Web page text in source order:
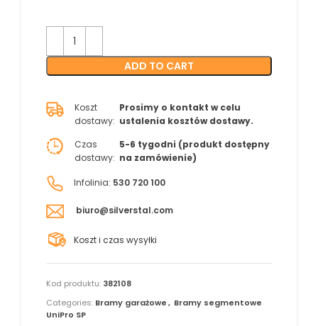
ADD TO CART
Koszt
dostawy:
Prosimy o kontakt w celu
ustalenia kosztów dostawy.
Czas
dostawy:
5-6 tygodni (produkt dostępny
na zamówienie)
Infolinia: 530 720 100
biuro@silverstal.com
Koszt i czas wysyłki
Kod produktu: 382108
Categories: Bramy garażowe, Bramy segmentowe
UniPro SP